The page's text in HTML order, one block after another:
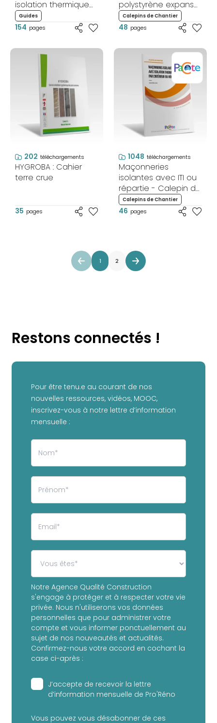
isolation thermique
par l'extérieur - Neuf
et Rénovation
Guides
154 pages
polystyrène expansé
- Calepin de
chantier
Calepins de Chantier
48 pages
202 téléchargements
HYGROBA : Cahier
terre crue
35 pages
1048 téléchargements
Maçonneries
isolantes avec ITI ou
répartie - Calepin de
chantier
Calepins de Chantier
46 pages
1 2
Restons connectés !
Pour être tenu.e au courant de nos
nouvelles ressources, vidéos, MOOC,
inscrivez-vous à notre lettre d’information
mensuelle :
Notre Agence Qualité Construction
s'engage à protéger et à respecter votre vie
privée. Nous n'utiliserons vos données
personnelles que pour administrer votre
compte et vous informer ponctuellement au
sujet de nos nouveautés et actualités.
Confirmez-nous votre accord en cochant la
case ci-après :
J’accepte de recevoir la lettre
d’information mensuelle de Pro'Réno
Vous pouvez vous désabonner de ces